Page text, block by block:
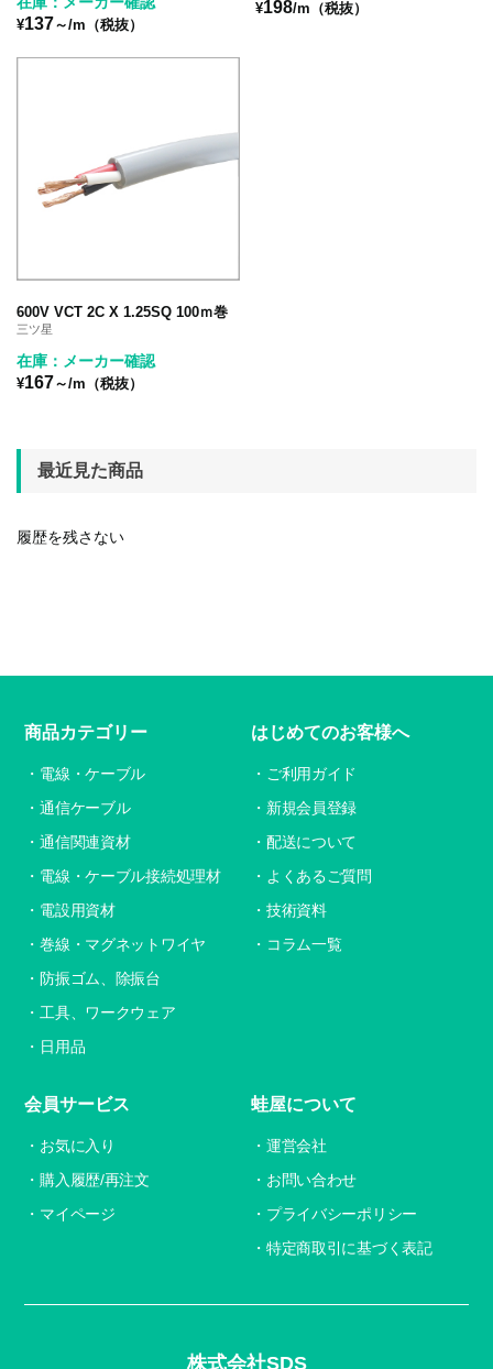
¥137～/m（税抜）
¥198/m（税抜）
600V VCT 2C X 1.25SQ 100ｍ巻
三ツ星
在庫：メーカー確認
¥167～/m（税抜）
最近見た商品
履歴を残さない
株式会社SDS
商品カテゴリー
電線・ケーブル
通信ケーブル
通信関連資材
電線・ケーブル接続処理材
電設用資材
巻線・マグネットワイヤ
防振ゴム、除振台
工具、ワークウェア
日用品
はじめてのお客様へ
ご利用ガイド
新規会員登録
配送について
よくあるご質問
技術資料
コラム一覧
会員サービス
お気に入り
購入履歴/再注文
マイページ
蛙屋について
運営会社
お問い合わせ
プライバシーポリシー
特定商取引に基づく表記